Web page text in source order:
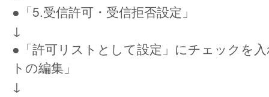
●「5.受信許可・受信拒否設定」
↓
●「許可リストとして設定」にチェックを
トの編集」
↓